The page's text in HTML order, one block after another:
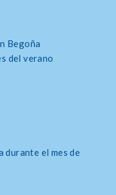
Begoña
del verano
durante el mes de